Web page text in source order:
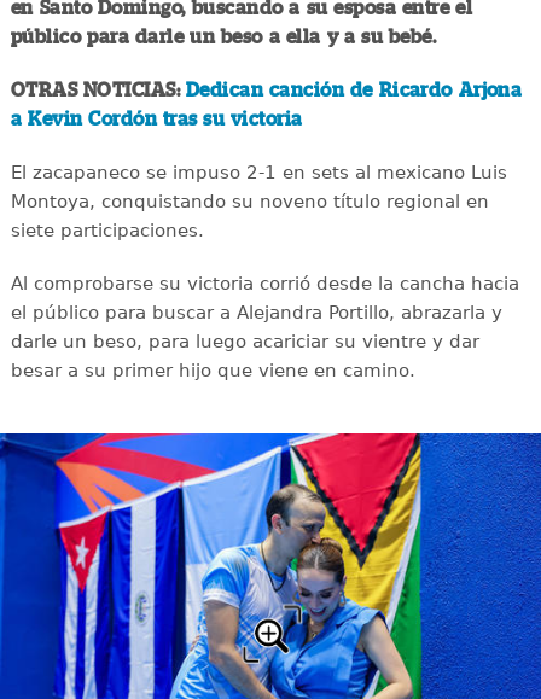
en Santo Domingo, buscando a su esposa entre el
público para darle un beso a ella y a su bebé.
OTRAS NOTICIAS: Dedican canción de Ricardo Arjona
a Kevin Cordón tras su victoria
El zacapaneco se impuso 2-1 en sets al mexicano Luis
Montoya, conquistando su noveno título regional en
siete participaciones.
Al comprobarse su victoria corrió desde la cancha hacia
el público para buscar a Alejandra Portillo, abrazarla y
darle un beso, para luego acariciar su vientre y dar
besar a su primer hijo que viene en camino.